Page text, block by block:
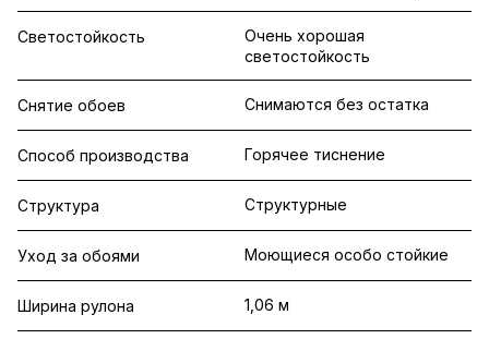
Светостойкость
Очень хорошая
светостойкость
Снятие обоев Снимаются без остатка
Способ производства Горячее тиснение
Структура Структурные
Уход за обоями Моющиеся особо стойкие
Ширина рулона 1,06 м